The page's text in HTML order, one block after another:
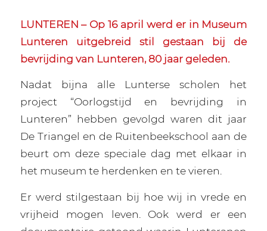
LUNTEREN – Op 16 april werd er in Museum
Lunteren uitgebreid stil gestaan bij de
bevrijding van Lunteren, 80 jaar geleden.
Nadat bijna alle Lunterse scholen het
project “Oorlogstijd en bevrijding in
Lunteren” hebben gevolgd waren dit jaar
De Triangel en de Ruitenbeekschool aan de
beurt om deze speciale dag met elkaar in
het museum te herdenken en te vieren.
Er werd stilgestaan bij hoe wij in vrede en
vrijheid mogen leven. Ook werd er een